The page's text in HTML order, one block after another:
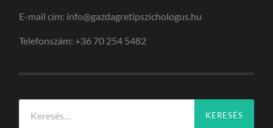
E-mail cím: info@gazdagretipszichologus.hu
Telefonszám: +36 70 254 5482